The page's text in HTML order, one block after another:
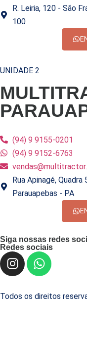
R. Leiria, 120 - São
100
UNIDADE 2
(94) 9 9155-0201
(94) 9 9152-6763
Rua Apinagé,
Parauapebas - PA
Siga nossas redes
Redes sociais
Todos os direitos